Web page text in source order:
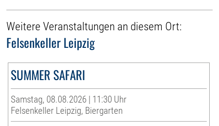
Weitere Veranstaltungen an diesem Ort:
Felsenkeller Leipzig
SUMMER SAFARI
Samstag, 08.08.2026 | 11:30 Uhr
Felsenkeller Leipzig, Biergarten